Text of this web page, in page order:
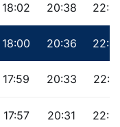
18:02 20:38
18:00 20:36
17:59 20:33
17:57 20:31